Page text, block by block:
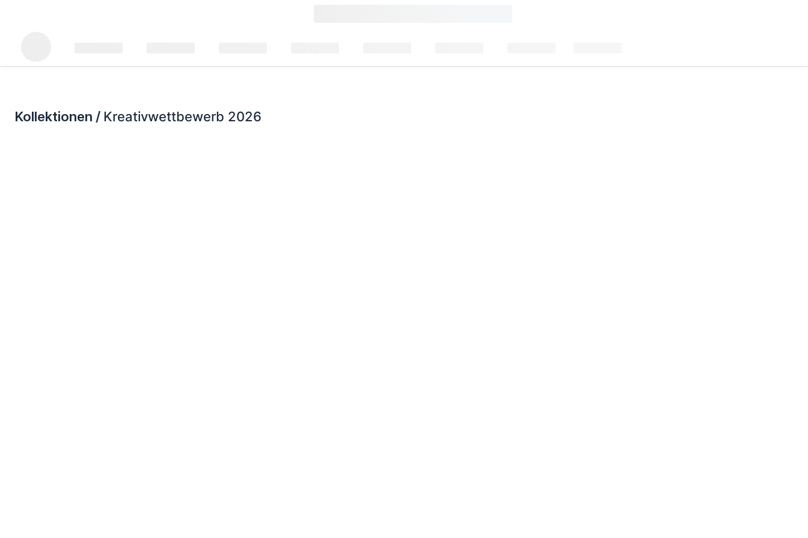
Kollektionen / Kreativwettbewerb 2026